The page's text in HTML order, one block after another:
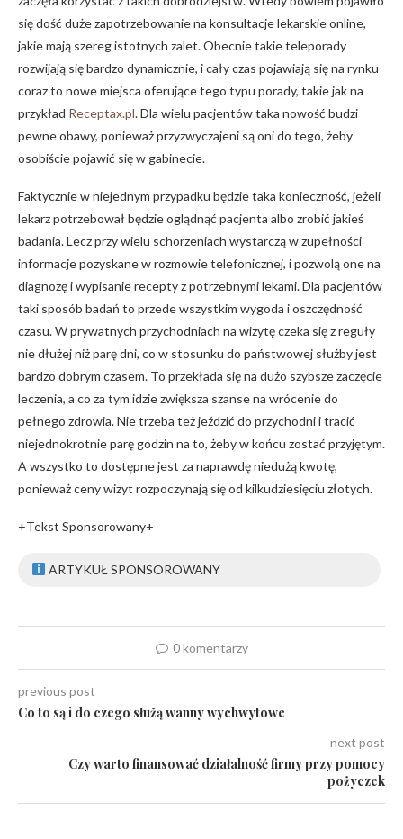
się dość duże zapotrzebowanie na konsultacje lekarskie online,
jakie mają szereg istotnych zalet. Obecnie takie teleporady
rozwijają się bardzo dynamicznie, i cały czas pojawiają się na rynku
coraz to nowe miejsca oferujące tego typu porady, takie jak na
przykład Receptax.pl. Dla wielu pacjentów taka nowość budzi
pewne obawy, ponieważ przyzwyczajeni są oni do tego, żeby
osobiście pojawić się w gabinecie.
Faktycznie w niejednym przypadku będzie taka konieczność, jeżeli
lekarz potrzebował będzie oglądnąć pacjenta albo zrobić jakieś
badania. Lecz przy wielu schorzeniach wystarczą w zupełności
informacje pozyskane w rozmowie telefonicznej, i pozwolą one na
diagnozę i wypisanie recepty z potrzebnymi lekami. Dla pacjentów
taki sposób badań to przede wszystkim wygoda i oszczędność
czasu. W prywatnych przychodniach na wizytę czeka się z reguły
nie dłużej niż parę dni, co w stosunku do państwowej służby jest
bardzo dobrym czasem. To przekłada się na dużo szybsze zaczęcie
leczenia, a co za tym idzie zwiększa szanse na wrócenie do
pełnego zdrowia. Nie trzeba też jeździć do przychodni i tracić
niejednokrotnie parę godzin na to, żeby w końcu zostać przyjętym.
A wszystko to dostępne jest za naprawdę niedużą kwotę,
ponieważ ceny wizyt rozpoczynają się od kilkudziesięciu złotych.
+Tekst Sponsorowany+
ARTYKUŁ SPONSOROWANY
0 komentarzy
previous post
Co to są i do czego służą wanny wychwytowe
next post
Czy warto finansować działalność firmy przy pomocy
pożyczek